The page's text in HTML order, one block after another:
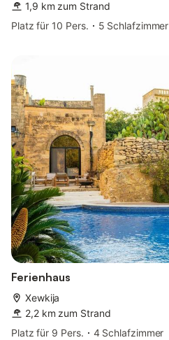
1,9 km zum Strand
Platz für 10 Pers.
5 Schlafzimmer
Ferienhaus
Xewkija
2,2 km zum Strand
Platz für 9 Pers.
4 Schlafzimmer